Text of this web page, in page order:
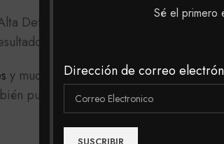
Sé el primero
Dirección de correo
Definición de IGORA ROYAL
fieles a la carta de color
y muchas mas las podrás encontrar
puedes realizar tu compra en